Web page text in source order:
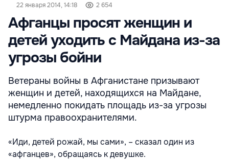
22 января 2014, 14:18 2 654
Афганцы просят женщин и
детей уходить с Майдана из-за
угрозы бойни
Ветераны войны в Афганистане призывают
женщин и детей, находящихся на Майдане,
немедленно покидать площадь из-за угрозы
штурма правоохранителями.
«Иди, детей рожай, мы сами», – сказал один из
«афганцев», обращаясь к девушке.